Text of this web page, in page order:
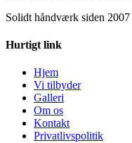
Solidt håndværk siden 2007
Hurtigt link
Hjem
Vi tilbyder
Galleri
Om os
Kontakt
Privatlivspolitik